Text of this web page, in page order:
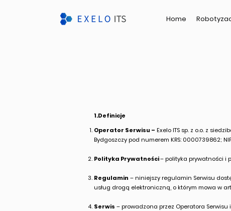
Home
1.Definicje
Operator Serwisu – Exelo ITS sp. z o.o. z
Bydgoszczy pod numerem KRS: 0000739862;
Polityka Prywatności– polityka prywatności i
Regulamin – niniejszy regulamin Serwisu
usług drogą elektroniczną, o którym mowa w
Serwis – prowadzona przez Operatora